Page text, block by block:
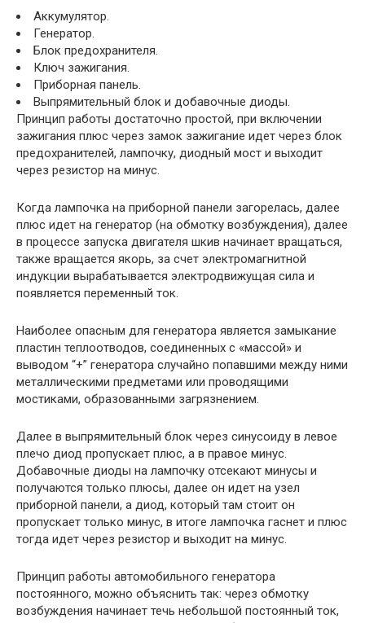
Аккумулятор.
Генератор.
Блок предохранителя.
Ключ зажигания.
Приборная панель.
Выпрямительный блок и добавочные диоды.
Принцип работы достаточно простой, при включении
зажигания плюс через замок зажигание идет через блок
предохранителей, лампочку, диодный мост и выходит
через резистор на минус.
Когда лампочка на приборной панели загорелась, далее
плюс идет на генератор (на обмотку возбуждения), далее
в процессе запуска двигателя шкив начинает вращаться,
также вращается якорь, за счет электромагнитной
индукции вырабатывается электродвижущая сила и
появляется переменный ток.
Наиболее опасным для генератора является замыкание
пластин теплоотводов, соединенных с «массой» и
выводом “+” генератора случайно попавшими между ними
металлическими предметами или проводящими
мостиками, образованными загрязнением.
Далее в выпрямительный блок через синусоиду в левое
плечо диод пропускает плюс, а в правое минус.
Добавочные диоды на лампочку отсекают минусы и
получаются только плюсы, далее он идет на узел
приборной панели, а диод, который там стоит он
пропускает только минус, в итоге лампочка гаснет и плюс
тогда идет через резистор и выходит на минус.
Принцип работы автомобильного генератора
постоянного, можно объяснить так: через обмотку
возбуждения начинает течь небольшой постоянный ток,